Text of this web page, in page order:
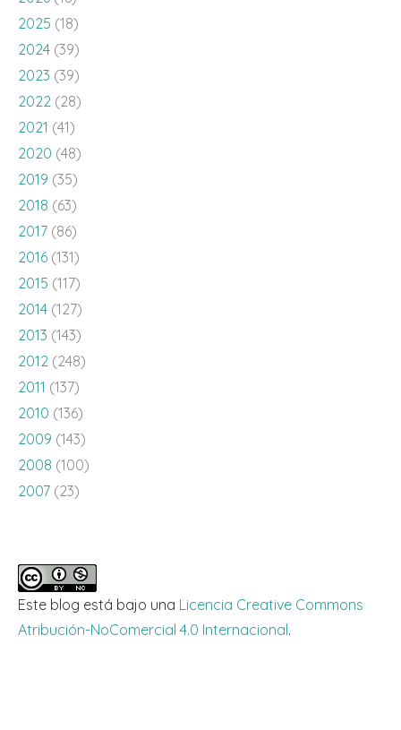
2025 (18)
2024 (39)
2023 (39)
2022 (28)
2021 (41)
2020 (48)
2019 (35)
2018 (63)
2017 (86)
2016 (131)
2015 (117)
2014 (127)
2013 (143)
2012 (248)
2011 (137)
2010 (136)
2009 (143)
2008 (100)
2007 (23)
Este blog está bajo una Licencia Creative Commons
Atribución-NoComercial 4.0 Internacional.